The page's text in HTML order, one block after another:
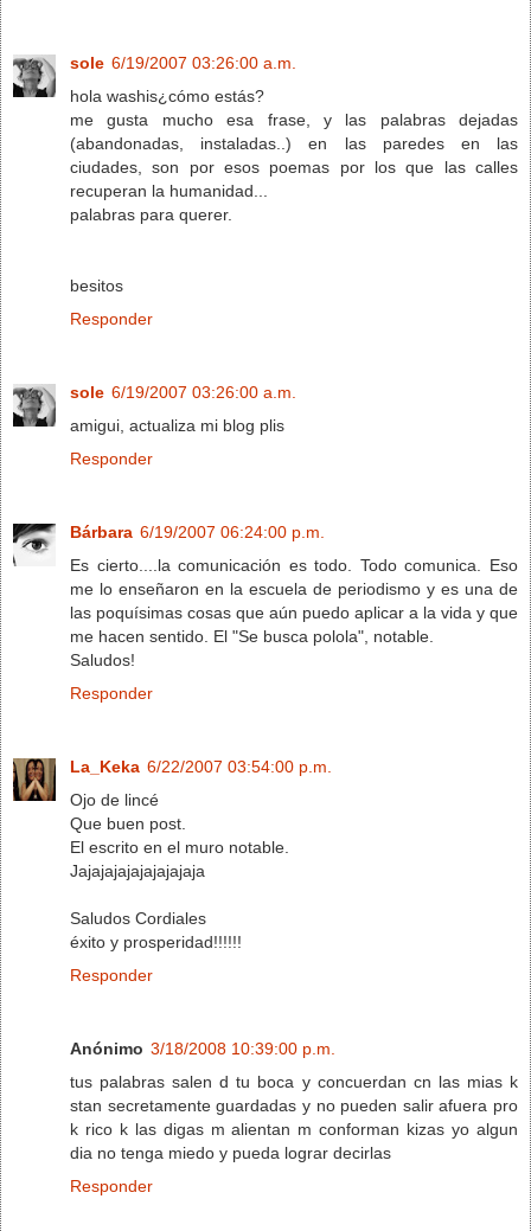
sole 6/19/2007 03:26:00 a.m.
hola washis¿cómo estás?
me gusta mucho esa frase, y las palabras dejadas
(abandonadas, instaladas..) en las paredes en las
ciudades, son por esos poemas por los que las calles
recuperan la humanidad...
palabras para querer.
besitos
Responder
sole 6/19/2007 03:26:00 a.m.
amigui, actualiza mi blog plis
Responder
Bárbara 6/19/2007 06:24:00 p.m.
Es cierto....la comunicación es todo. Todo comunica. Eso
me lo enseñaron en la escuela de periodismo y es una de
las poquísimas cosas que aún puedo aplicar a la vida y que
me hacen sentido. El "Se busca polola", notable.
Saludos!
Responder
La_Keka 6/22/2007 03:54:00 p.m.
Ojo de lincé
Que buen post.
El escrito en el muro notable.
Jajajajajajajajajaja
Saludos Cordiales
éxito y prosperidad!!!!!!
Responder
Anónimo 3/18/2008 10:39:00 p.m.
tus palabras salen d tu boca y concuerdan cn las mias k
stan secretamente guardadas y no pueden salir afuera pro
k rico k las digas m alientan m conforman kizas yo algun
dia no tenga miedo y pueda lograr decirlas
Responder